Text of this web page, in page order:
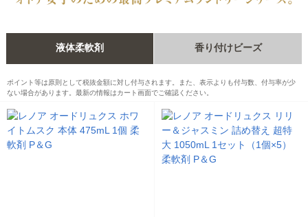
液体柔軟剤 香り付けビーズ
ポイント等は原則として税抜金額に対し付与されます。また、表示よりも付与数、付与率が少
ない場合があります。最新の情報はカート画面でご確認ください。